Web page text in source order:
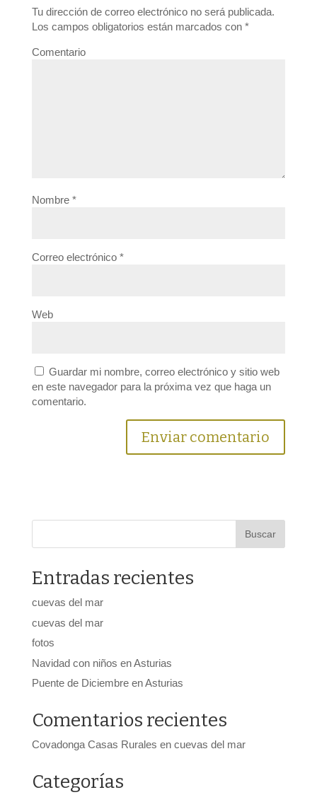
Tu dirección de correo electrónico no será publicada.
Los campos obligatorios están marcados con *
Comentario
Nombre *
Correo electrónico *
Web
Guardar mi nombre, correo electrónico y sitio web
en este navegador para la próxima vez que haga un
comentario.
Entradas recientes
cuevas del mar
cuevas del mar
fotos
Navidad con niños en Asturias
Puente de Diciembre en Asturias
Comentarios recientes
Covadonga Casas Rurales en cuevas del mar
Categorías